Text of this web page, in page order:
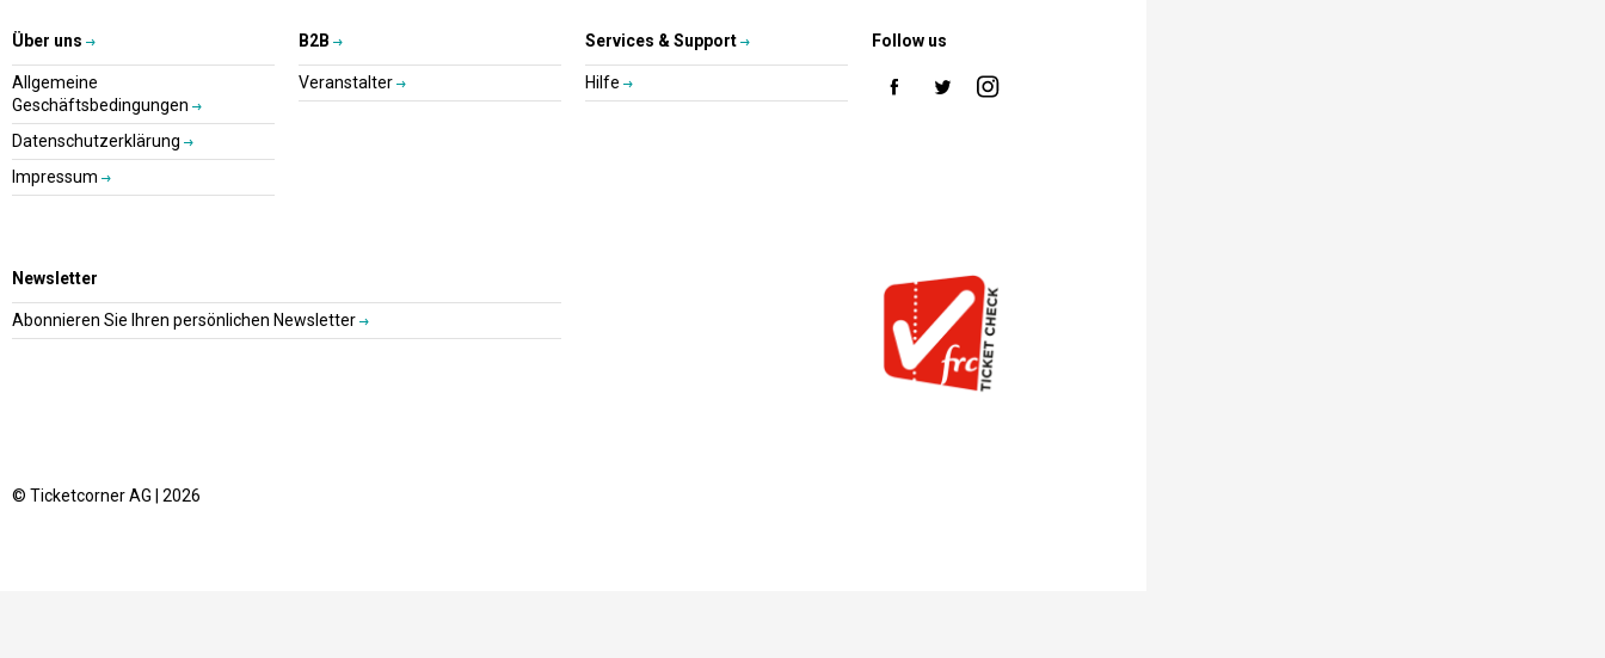
Über uns
Allgemeine
Geschäftsbedingungen
Datenschutzerklärung
Impressum
B2B
Veranstalter
Services & Support
Hilfe
Follow us
Newsletter
Abonnieren Sie Ihren persönlichen Newsletter
© Ticketcorner AG | 2026